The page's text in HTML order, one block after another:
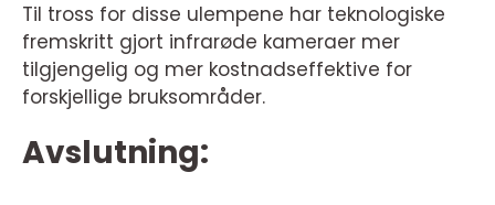
Til tross for disse ulempene har teknologiske
fremskritt gjort infrarøde kameraer mer
tilgjengelig og mer kostnadseffektive for
forskjellige bruksområder.
Avslutning: